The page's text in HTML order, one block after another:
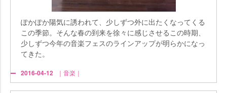
ぽかぽか陽気に誘われて、少しずつ外に出たくなってくる
この季節。そんな春の到来を徐々に感じさせるこの時期、
少しずつ今年の音楽フェスのラインアップが明らかになっ
てきた。
2016-04-12 ｜音楽｜